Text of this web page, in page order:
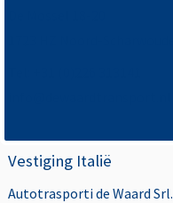
Vestiging Italië
Autotrasporti de Waard Srl.